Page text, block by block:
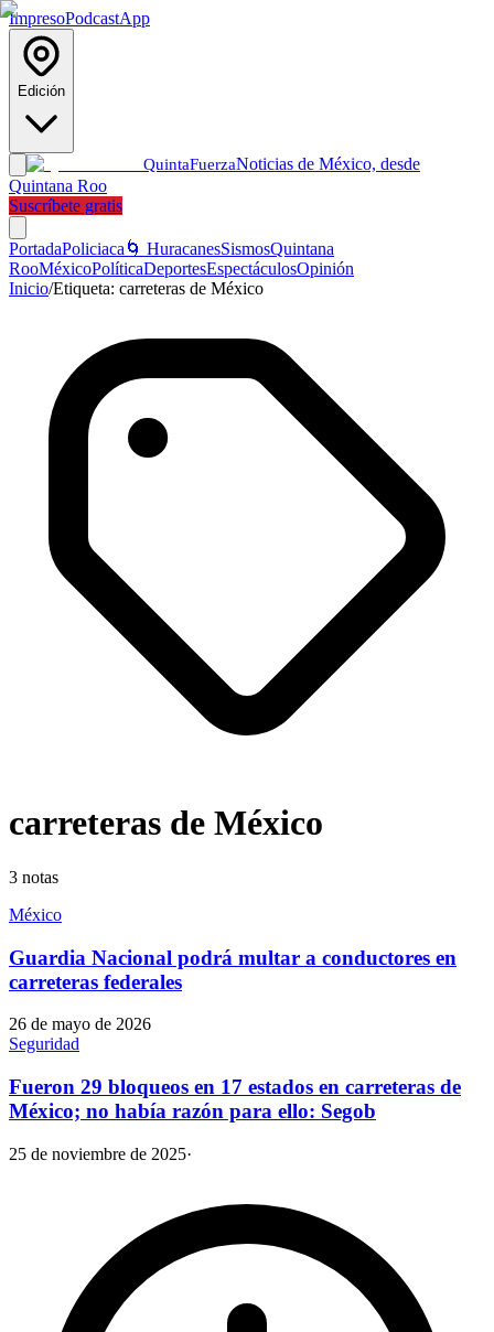
ImpresoPodcastApp
Edición
QuintaFuerzaNoticias de México, desde
Quintana Roo
Suscríbete gratis
PortadaPoliciaca 🌀 HuracanesSismosQuintana
RooMéxicoPolíticaDeportesEspectáculosOpinión
Inicio/Etiqueta: carreteras de México
carreteras de México
3 notas
México
Guardia Nacional podrá multar a conductores en
carreteras federales
26 de mayo de 2026
Seguridad
Fueron 29 bloqueos en 17 estados en carreteras de
México; no había razón para ello: Segob
25 de noviembre de 2025·